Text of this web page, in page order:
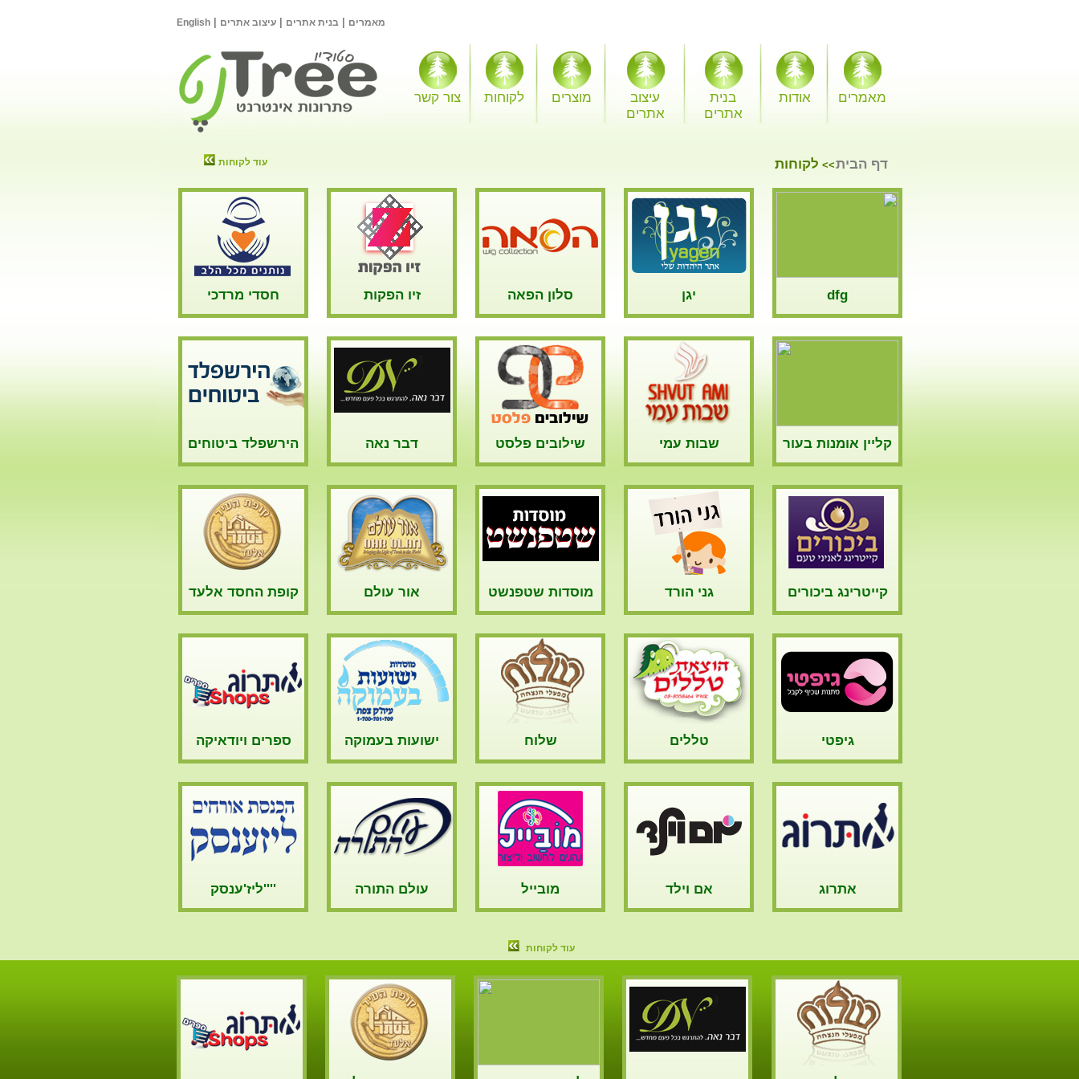
מאמרים בנית אתרים עיצוב אתרים English
מאמרים אודות
בנית
אתרים
עיצוב
אתרים
מוצרים לקוחות צור קשר
עוד לקוחות דף הבית>> לקוחות
חסדי מרדכי זיו הפקות סלון הפאה יגן dfg
הירשפלד ביטוחים דבר נאה שילובים פלסט שבות עמי קליין אומנות בעור
קופת החסד אלעד אור עולם מוסדות שטפנשט גני הורד קייטרינג ביכורים
ספרים ויודאיקה ישועות בעמוקה שלוח טללים גיפטי
ליז'ענסק'''' עולם התורה מובייל אם וילד אתרוג
עוד לקוחות